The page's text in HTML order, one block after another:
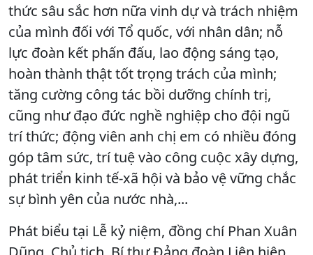
thức sâu sắc hơn nữa vinh dự và trách nhiệm
của mình đối với Tổ quốc, với nhân dân; nỗ
lực đoàn kết phấn đấu, lao động sáng tạo,
hoàn thành thật tốt trọng trách của mình;
tăng cường công tác bồi dưỡng chính trị,
cũng như đạo đức nghề nghiệp cho đội ngũ
trí thức; động viên anh chị em có nhiều đóng
góp tâm sức, trí tuệ vào công cuộc xây dựng,
phát triển kinh tế-xã hội và bảo vệ vững chắc
sự bình yên của nước nhà,...
Phát biểu tại Lễ kỷ niệm, đồng chí Phan Xuân